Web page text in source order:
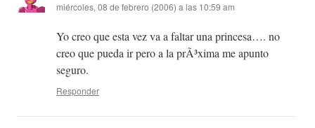
miércoles, 08 de febrero (2006) a las 10:59 am
Yo creo que esta vez va a faltar una princesa…. no
creo que pueda ir pero a la prÃ³xima me apunto
seguro.
Responder